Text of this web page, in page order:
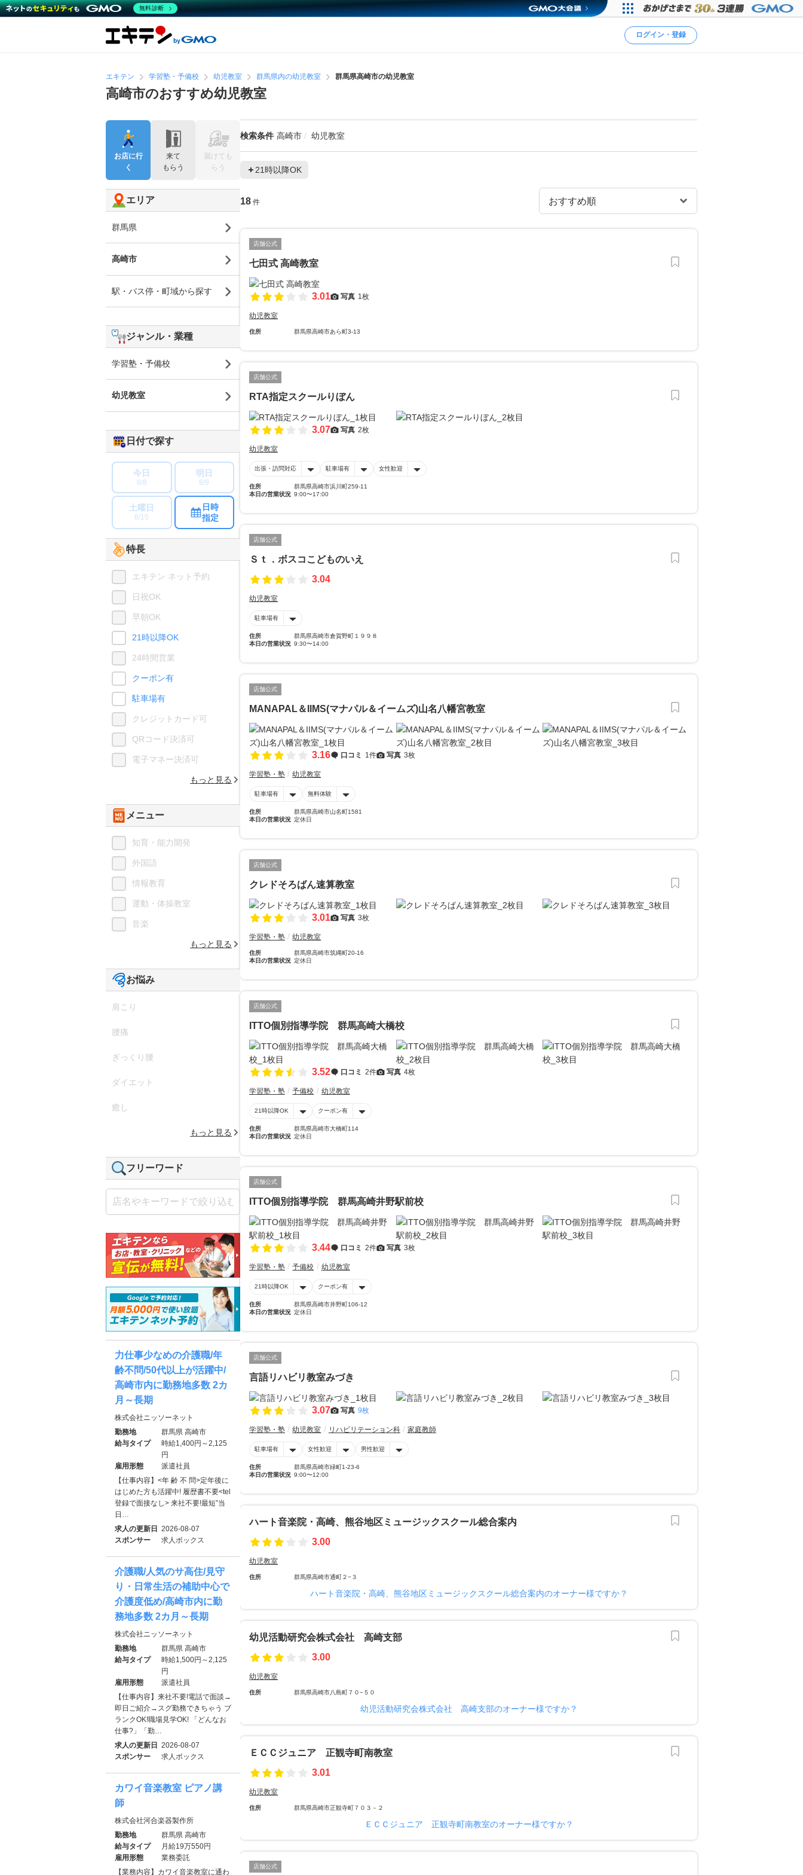
ログイン・登録
エキテン 学習塾・予備校 幼児教室 群馬県内の幼児教室 群馬県高崎市の幼児教室
高崎市のおすすめ幼児教室
検索条件 高崎市 幼児教室
21時以降OK
18 件
店舗公式
七田式 高崎教室
3.01 写真 1枚
幼児教室
住所 群馬県高崎市あら町3-13
店舗公式
RTA指定スクールりぼん
3.07 写真 2枚
幼児教室
出張・訪問対応 駐車場有 女性歓迎
住所
群馬県高崎市浜川町259-11
本日の営業状況 9:00〜17:00
店舗公式
Ｓｔ．ボスコこどものいえ
3.04
幼児教室
駐車場有
住所
群馬県高崎市倉賀野町１９９８
本日の営業状況 9:30〜14:00
店舗公式
MANAPAL＆IIMS(マナパル＆イームズ)山名八幡宮教室
3.16 口コミ 1件 写真 3枚
学習塾・塾 幼児教室
駐車場有 無料体験
住所
群馬県高崎市山名町1581
本日の営業状況 定休日
店舗公式
クレドそろばん速算教室
3.01 写真 3枚
学習塾・塾 幼児教室
住所
群馬県高崎市筑縄町20-16
本日の営業状況 定休日
店舗公式
ITTO個別指導学院 群馬高崎大橋校
3.52 口コミ 2件 写真 4枚
学習塾・塾 予備校 幼児教室
21時以降OK クーポン有
住所
群馬県高崎市大橋町114
本日の営業状況 定休日
店舗公式
ITTO個別指導学院 群馬高崎井野駅前校
3.44 口コミ 2件 写真 3枚
学習塾・塾 予備校 幼児教室
21時以降OK クーポン有
住所
群馬県高崎市井野町106-12
本日の営業状況 定休日
店舗公式
言語リハビリ教室みづき
3.07 写真 9枚
学習塾・塾 幼児教室 リハビリテーション科 家庭教師
駐車場有 女性歓迎 男性歓迎
住所
群馬県高崎市緑町1-23-6
本日の営業状況 9:00〜12:00
ハート音楽院・高崎、熊谷地区ミュージックスクール総合案内
3.00
幼児教室
住所 群馬県高崎市通町２−３
ハート音楽院・高崎、熊谷地区ミュージックスクール総合案内のオーナー様ですか？
幼児活動研究会株式会社 高崎支部
3.00
幼児教室
住所 群馬県高崎市八島町７０−５０
幼児活動研究会株式会社 高崎支部のオーナー様ですか？
ＥＣＣジュニア 正観寺町南教室
3.01
幼児教室
住所 群馬県高崎市正観寺町７０３－２
ＥＣＣジュニア 正観寺町南教室のオーナー様ですか？
店舗公式
お店に行
く
来て
もらう
届けても
らう
エリア
群馬県
高崎市
駅・バス停・町域から探す
ジャンル・業種
学習塾・予備校
幼児教室
日付で探す
今日
8/8
明日
8/9
土曜日
8/15
日時
指定
特長
エキテン ネット予約
日祝OK
早朝OK
21時以降OK
24時間営業
クーポン有
駐車場有
クレジットカード可
QRコード決済可
電子マネー決済可
もっと見る
メニュー
知育・能力開発
外国語
情報教育
運動・体操教室
音楽
もっと見る
お悩み
肩こり
腰痛
ぎっくり腰
ダイエット
癒し
もっと見る
フリーワード
力仕事少なめの介護職/年
齢不問/50代以上が活躍中/
高崎市内に勤務地多数 2カ
月～長期
株式会社ニッソーネット
勤務地
群馬県 高崎市
給与タイプ
時給1,400円～2,125
円
雇用形態
派遣社員
【仕事内容】<年 齢 不 問>定年後に
はじめた方も活躍中! 履歴書不要<tel
登録で面接なし> 来社不要!最短”当
日…
求人の更新日 2026-08-07
スポンサー
求人ボックス
介護職/人気のサ高住/見守
り・日常生活の補助中心で
介護度低め/高崎市内に勤
務地多数 2カ月～長期
株式会社ニッソーネット
勤務地
群馬県 高崎市
給与タイプ
時給1,500円～2,125
円
雇用形態
派遣社員
【仕事内容】来社不要!電話で面談→
即日ご紹介→スグ勤務できちゃう ブ
ランクOK!職場見学OK! 「どんなお
仕事?」「勤…
求人の更新日 2026-08-07
スポンサー
求人ボックス
カワイ音楽教室 ピアノ講
師
株式会社河合楽器製作所
勤務地
群馬県 高崎市
給与タイプ
月給19万550円
雇用形態
業務委託
【業務内容】カワイ音楽教室に通わ
無料診断